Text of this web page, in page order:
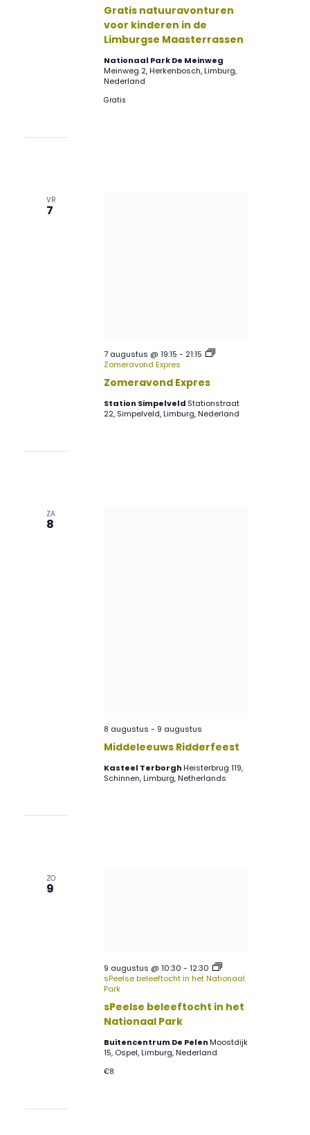
Gratis natuuravonturen
voor kinderen in de
Limburgse Maasterrassen
Nationaal Park De Meinweg
Meinweg 2, Herkenbosch, Limburg,
Nederland
Gratis
VR
7
Zomeravond Expres
7 augustus @ 19:15 - 21:15
Zomeravond Expres
Station Simpelveld Stationstraat
22, Simpelveld, Limburg, Nederland
ZA
8
Middeleeuws Ridderfeest
8 augustus - 9 augustus
Kasteel Terborgh Heisterbrug 119,
Schinnen, Limburg, Netherlands
ZO
9
sPeelse beleeftocht in het
Nationaal Park
9 augustus @ 10:30 -12:30
sPeelse beleeftocht in het Nationaal
Park
Buitencentrum De Pelen Moostdijk
15, Ospel, Limburg, Nederland
€8